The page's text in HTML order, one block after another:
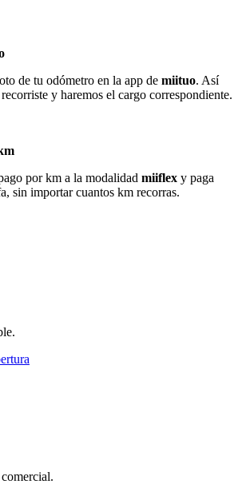
de tu odómetro en la app de miituo. Así
y haremos el cargo correspondiente.
por km a la modalidad miiflex y paga
sin importar cuantos km recorras.